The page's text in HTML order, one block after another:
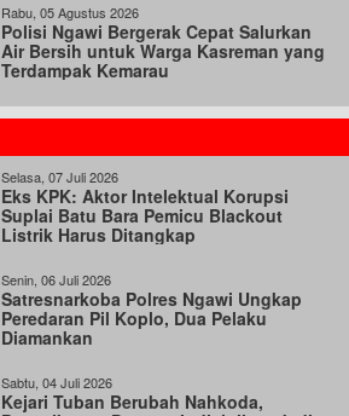
Rabu, 05 Agustus 2026
Polisi Ngawi Bergerak Cepat Salurkan
Air Bersih untuk Warga Kasreman yang
Terdampak Kemarau
Selasa, 07 Juli 2026
Eks KPK: Aktor Intelektual Korupsi
Suplai Batu Bara Pemicu Blackout
Listrik Harus Ditangkap
Senin, 06 Juli 2026
Satresnarkoba Polres Ngawi Ungkap
Peredaran Pil Koplo, Dua Pelaku
Diamankan
Sabtu, 04 Juli 2026
Kejari Tuban Berubah Nahkoda,